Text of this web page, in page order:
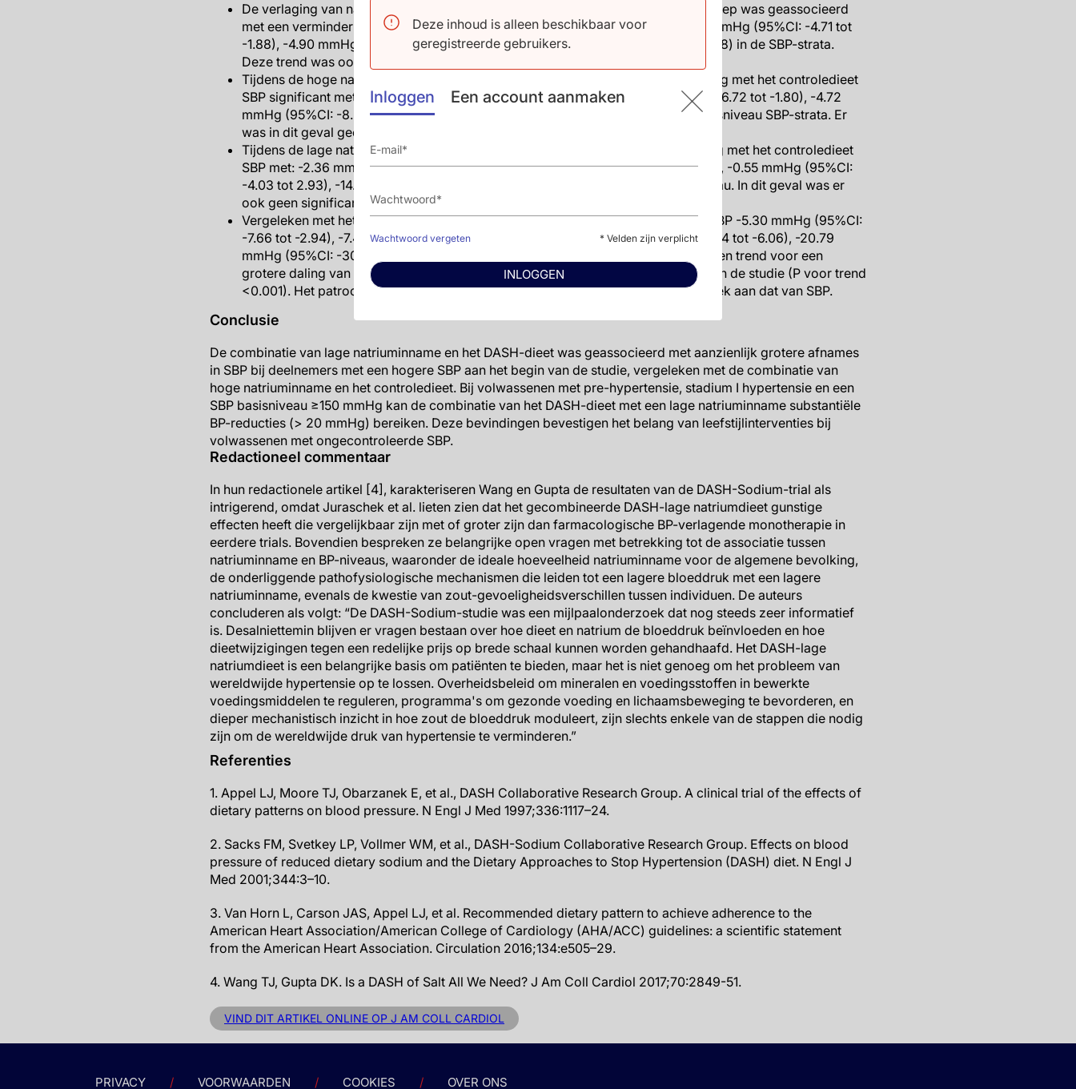
Deze inhoud is alleen beschikbaar voor
geregistreerde gebruikers.
Inloggen Een account aanmaken
Wachtwoord vergeten * Velden zijn verplicht
INLOGGEN
De verlaging van natriuminname van hoge tot lage waarden in de DASH-dieetgroep was geassocieerd
met een vermindering van SBP van -0.88 mmHg (95%CI: -2.07 tot 0.30), -3.29 mmHg (95%CI: -4.71 tot
-1.88), -4.90 mmHg (95%CI: -7.25 tot -2.55), -10.41 mmHg (95%CI: -15.54 tot -5.28) in de SBP-strata.
Deze trend was ook statistisch significant (P<0.001).
Tijdens de hoge natriuminnameperiode veranderde het DASH-dieet in vergelijking met het controledieet
SBP significant met -4.47 mmHg (95%CI: -6.64 tot -2.29), -4.26 mmHg (95%CI: -6.72 tot -1.80), -4.72
mmHg (95%CI: -8.25 tot -1.19), -10.63 mmHg (95%CI: -18.86 tot -2.41) in de basisniveau SBP-strata. Er
was in dit geval geen significante trend over de strata (P=0.66).
Tijdens de lage natriuminnameperiode veranderde het DASH-dieet in vergelijking met het controledieet
SBP met: -2.36 mmHg (95%CI: -4.61 tot -0.11), 0.92 mmHg (95%CI: -1.47 tot 3.31), -0.55 mmHg (95%CI:
-4.03 tot 2.93), -14.13 mmHg (95%CI: -25.61 tot -2.64) in strata van het basisniveau. In dit geval was er
ook geen significante trend over de strata (P=0.29).
Vergeleken met het hoge natriumdieet verlaagde het lage natrium-DASH-dieet SBP -5.30 mmHg (95%CI:
-7.66 tot -2.94), -7.48 mmHg (95%CI: -10.11 tot -4.84), -9.70 mmHg (95%CI: -13.34 tot -6.06), -20.79
mmHg (95%CI: -30.88 tot -10.69) in basisniveau SBP-strata. Er was bewijs van een trend voor een
grotere daling van SBP in strata van SBP met een hogere niveau aan het begin van de studie (P voor trend
<0.001). Het patroon van DBP-verandering per DBP basisniveau was bijna identiek aan dat van SBP.
Conclusie
De combinatie van lage natriuminname en het DASH-dieet was geassocieerd met aanzienlijk grotere afnames
in SBP bij deelnemers met een hogere SBP aan het begin van de studie, vergeleken met de combinatie van
hoge natriuminname en het controledieet. Bij volwassenen met pre-hypertensie, stadium I hypertensie en een
SBP basisniveau ≥150 mmHg kan de combinatie van het DASH-dieet met een lage natriuminname substantiële
BP-reducties (> 20 mmHg) bereiken. Deze bevindingen bevestigen het belang van leefstijlinterventies bij
volwassenen met ongecontroleerde SBP.
Redactioneel commentaar
In hun redactionele artikel [4], karakteriseren Wang en Gupta de resultaten van de DASH-Sodium-trial als
intrigerend, omdat Juraschek et al. lieten zien dat het gecombineerde DASH-lage natriumdieet gunstige
effecten heeft die vergelijkbaar zijn met of groter zijn dan farmacologische BP-verlagende monotherapie in
eerdere trials. Bovendien bespreken ze belangrijke open vragen met betrekking tot de associatie tussen
natriuminname en BP-niveaus, waaronder de ideale hoeveelheid natriuminname voor de algemene bevolking,
de onderliggende pathofysiologische mechanismen die leiden tot een lagere bloeddruk met een lagere
natriuminname, evenals de kwestie van zout-gevoeligheidsverschillen tussen individuen. De auteurs
concluderen als volgt: “De DASH-Sodium-studie was een mijlpaalonderzoek dat nog steeds zeer informatief
is. Desalniettemin blijven er vragen bestaan over hoe dieet en natrium de bloeddruk beïnvloeden en hoe
dieetwijzigingen tegen een redelijke prijs op brede schaal kunnen worden gehandhaafd. Het DASH-lage
natriumdieet is een belangrijke basis om patiënten te bieden, maar het is niet genoeg om het probleem van
wereldwijde hypertensie op te lossen. Overheidsbeleid om mineralen en voedingsstoffen in bewerkte
voedingsmiddelen te reguleren, programma's om gezonde voeding en lichaamsbeweging te bevorderen, en
dieper mechanistisch inzicht in hoe zout de bloeddruk moduleert, zijn slechts enkele van de stappen die nodig
zijn om de wereldwijde druk van hypertensie te verminderen.”
Referenties
1. Appel LJ, Moore TJ, Obarzanek E, et al., DASH Collaborative Research Group. A clinical trial of the effects of
dietary patterns on blood pressure. N Engl J Med 1997;336:1117–24.
2. Sacks FM, Svetkey LP, Vollmer WM, et al., DASH-Sodium Collaborative Research Group. Effects on blood
pressure of reduced dietary sodium and the Dietary Approaches to Stop Hypertension (DASH) diet. N Engl J
Med 2001;344:3–10.
3. Van Horn L, Carson JAS, Appel LJ, et al. Recommended dietary pattern to achieve adherence to the
American Heart Association/American College of Cardiology (AHA/ACC) guidelines: a scientific statement
from the American Heart Association. Circulation 2016;134:e505–29.
4. Wang TJ, Gupta DK. Is a DASH of Salt All We Need? J Am Coll Cardiol 2017;70:2849-51.
VIND DIT ARTIKEL ONLINE OP J AM COLL CARDIOL
PRIVACY VOORWAARDEN COOKIES OVER ONS